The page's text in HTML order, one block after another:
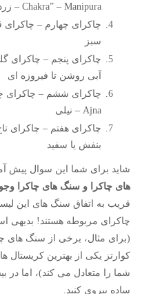
Chakra” – Manipura – زرد
سبز
آبی روشن تا فیروزه ای
Ajna – نیلی
بنفش یا سفید
شاید برای شما این سوال پیش
های چاکرا و سنگ های چاکرا
قریب به اتفاق سنگ های این
چاکرای مربوطه هستند! بدیهی
(برای مثال، برخی از سنگ های
کوارتز یکی از بهترین
شما را متعادل می کند)، اما در
ساده پیروی کنید.